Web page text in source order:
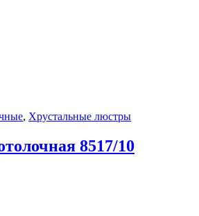
, Хрустальные люстры
8517/10